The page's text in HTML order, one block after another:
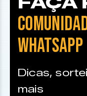
WHATSAPP
Dicas,
mais